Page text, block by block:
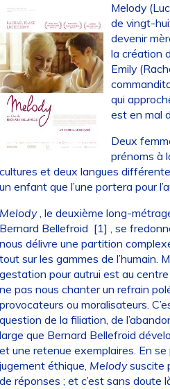
Melody
de vingt-
devenir
la création
Emily
qui
est en mal
Deux
prénoms à
et deux langues
enfant que l’une portera pour
, le deuxième long-
Bellefroid [1] , se
délivre une partition
sur les gammes de l’humain.
pour autrui est au centre
pas nous chanter un refrain
ou moralisateurs.
de la filiation, de
que Bernard Bellefroid
une retenue exemplaires. En
éthique, Melodysuscite
réponses ; et c’est sans doute